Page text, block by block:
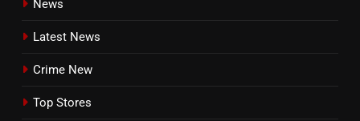
News
Latest News
Crime New
Top Stores